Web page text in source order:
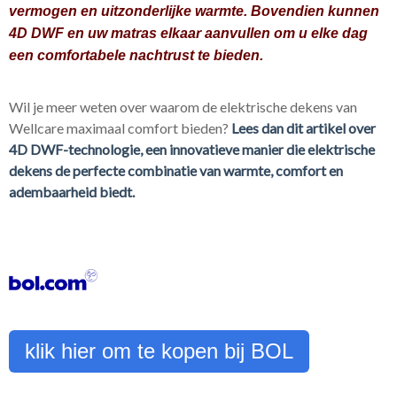
vermogen en uitzonderlijke warmte. Bovendien kunnen
4D DWF en uw matras elkaar aanvullen om u elke dag
een comfortabele nachtrust te bieden.
Wil je meer weten over waarom de elektrische dekens van
Wellcare maximaal comfort bieden? Lees dan dit artikel over
4D DWF-technologie, een innovatieve manier die elektrische
dekens de perfecte combinatie van warmte, comfort en
adembaarheid biedt.
klik hier om te kopen bij BOL